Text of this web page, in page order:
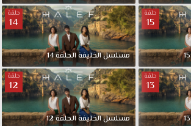
حلقة
15
حلقة
14
مسلسل الخليفة الحلقة 14
حلقة
13
حلقة
12
مسلسل الخليفة الحلقة 12